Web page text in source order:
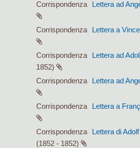
Corrispondenza
Lettera ad
Corrispondenza Lettera a
Corrispondenza Lettera ad
1852)
Corrispondenza
Lettera ad
Corrispondenza Lettera a
Corrispondenza
Lettera di
(1852 - 1852)